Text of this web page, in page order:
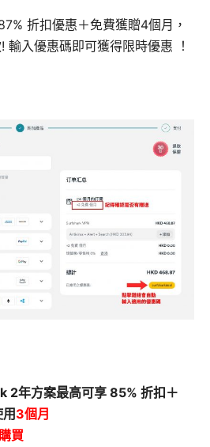
折扣優惠＋免費獲贈4個月，
輸入優惠碼即可獲得限時優惠 ！
2年方案最高可享 85% 折扣＋
3個月
買